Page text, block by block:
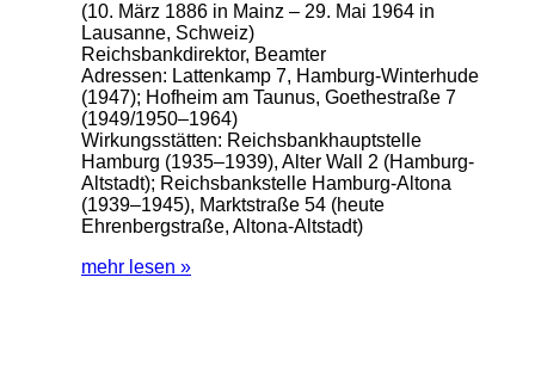
(10. März 1886 in Mainz – 29. Mai 1964 in
Lausanne, Schweiz)
Reichsbankdirektor, Beamter
Adressen: Lattenkamp 7, Hamburg-Winterhude
(1947); Hofheim am Taunus, Goethestraße 7
(1949/1950–1964)
Wirkungsstätten: Reichsbankhauptstelle
Hamburg (1935–1939), Alter Wall 2 (Hamburg-
Altstadt); Reichsbankstelle Hamburg-Altona
(1939–1945), Marktstraße 54 (heute
Ehrenbergstraße, Altona-Altstadt)
mehr lesen »